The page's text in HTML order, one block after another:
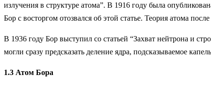
излучения в структуре атома”. В 1916 году была
Бор с восторгом отозвался об этой статье. Теория атома
В 1936 году Бор выступил со статьей “Захват нейтрона и
могли сразу предсказать деление ядра, подсказываемое
1.3 Атом Бора